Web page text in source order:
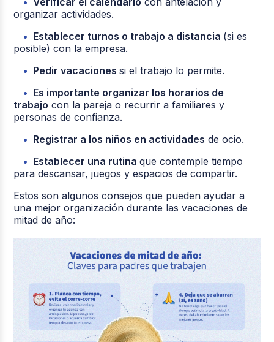
organizar actividades.
Establecer turnos o trabajo a distancia (si es
posible) con la empresa.
Pedir vacacionessi el trabajo lo permite.
Es importante organizar los horarios de
trabajo con la pareja o recurrir a familiares y
personas de confianza.
Registrar a los niños en actividades de ocio.
Establecer una rutinaque contemple tiempo
para descansar, juegos y espacios de compartir.
Estos son algunos consejos que pueden ayudar a
una mejor organización durante las vacaciones de
mitad de año: